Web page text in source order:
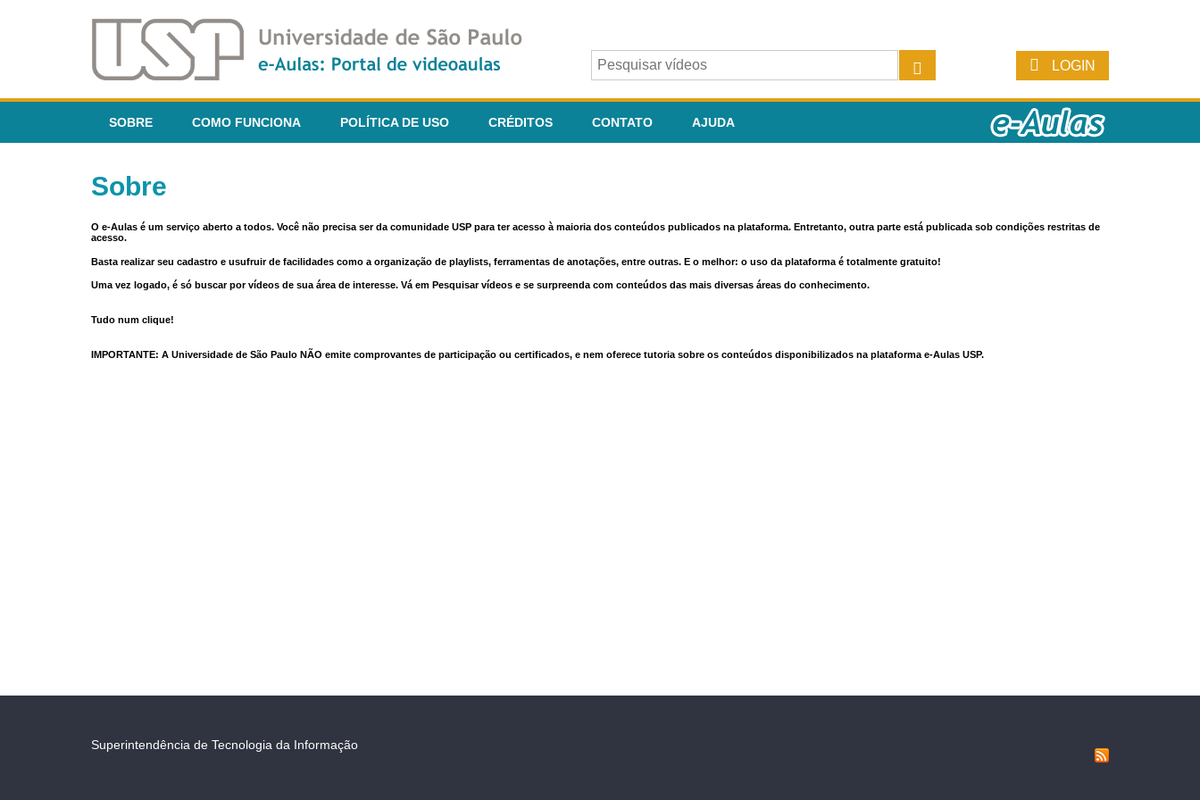
LOGIN
SOBRE COMO FUNCIONA POLÍTICA DE USO CRÉDITOS CONTATO AJUDA
Sobre
O e-Aulas é um serviço aberto a todos. Você não precisa ser da comunidade USP para ter acesso à maioria dos conteúdos publicados na plataforma. Entretanto, outra parte está publicada sob condições restritas de
acesso.
Basta realizar seu cadastro e usufruir de facilidades como a organização de playlists, ferramentas de anotações, entre outras. E o melhor: o uso da plataforma é totalmente gratuito!
Uma vez logado, é só buscar por vídeos de sua área de interesse. Vá em Pesquisar vídeos e se surpreenda com conteúdos das mais diversas áreas do conhecimento.
Tudo num clique!
IMPORTANTE: A Universidade de São Paulo NÃO emite comprovantes de participação ou certificados, e nem oferece tutoria sobre os conteúdos disponibilizados na plataforma e-Aulas USP.
Superintendência de Tecnologia da Informação